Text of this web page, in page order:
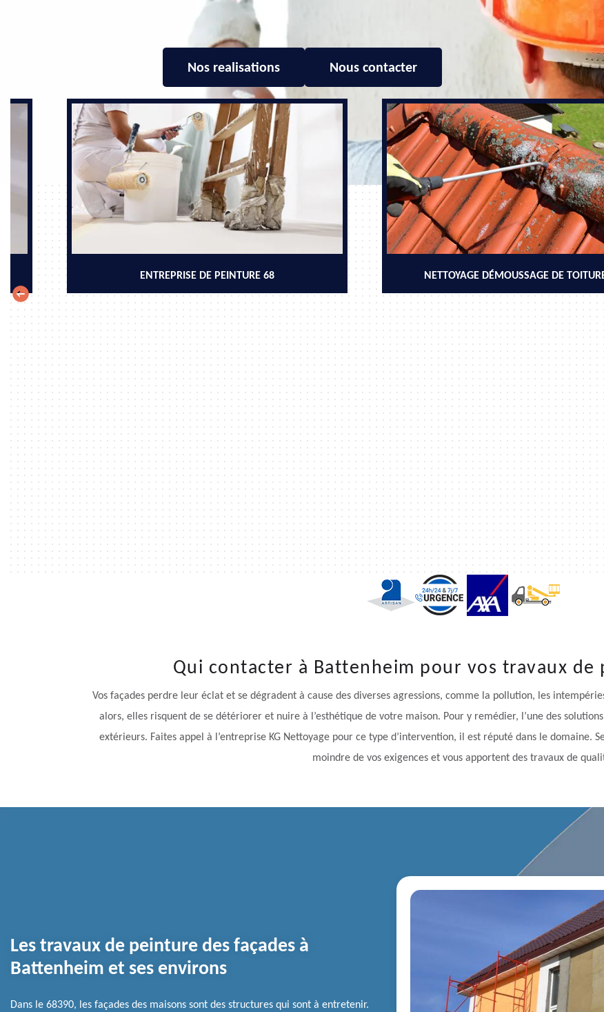
Nos realisations Nous contacter
ENTREPRISE DE PEINTURE 68 NETTOYAGE DÉMOUSSAGE DE
Qui contacter à Battenheim pour vos travaux de
Vos façades perdre leur éclat et se dégradent à cause des diverses agressions, comme la pollution, les
alors, elles risquent de se détériorer et nuire à l’esthétique de votre maison. Pour y remédier, l’une des
extérieurs. Faites appel à l’entreprise KG Nettoyage pour ce type d’intervention, il est réputé dans le domaine.
moindre de vos exigences et vous apportent des travaux de
Les travaux de peinture des façades à
Battenheim et ses environs
Dans le 68390, les façades des maisons sont des structures qui sont à entretenir.